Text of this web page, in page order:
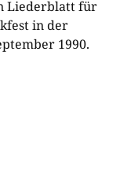
Liederblatt für
in der
1990.